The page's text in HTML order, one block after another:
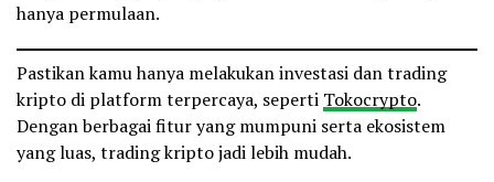
hanya permulaan.
Pastikan kamu hanya melakukan investasi dan trading
kripto di platform terpercaya, seperti Tokocrypto.
Dengan berbagai fitur yang mumpuni serta ekosistem
yang luas, trading kripto jadi lebih mudah.